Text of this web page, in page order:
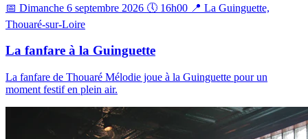
📅 Dimanche 6 septembre 2026 🕔 16h00 📍 La Guinguette,
Thouaré-sur-Loire
La fanfare à la Guinguette
La fanfare de Thouaré Mélodie joue à la Guinguette pour un
moment festif en plein air.